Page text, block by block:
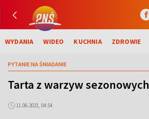
WYDANIA WIDEO KUCHNIA ZDROWIE
PYTANIE NA ŚNIADANIE
Tarta z warzyw sezonowych
11.06.2021, 04:54